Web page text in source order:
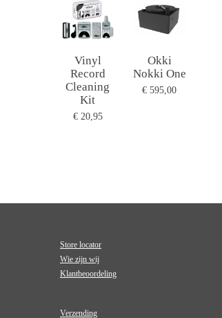
Vinyl
Record
Cleaning
Kit
€ 20,95
Okki
Nokki One
€ 595,00
Store locator
Wie zijn wij
Klantbeoordeling
Verzending